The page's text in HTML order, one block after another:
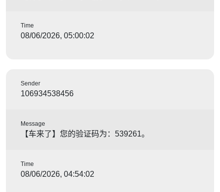
Time
08/06/2026, 05:00:02
Sender
106934538456
Message
【车来了】您的验证码为：539261。
Time
08/06/2026, 04:54:02